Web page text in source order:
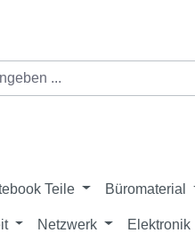
Teile Büromaterial
Netzwerk Elektronik